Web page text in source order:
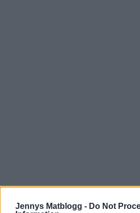
Jennys Matblogg - Do Not
Prenumerera